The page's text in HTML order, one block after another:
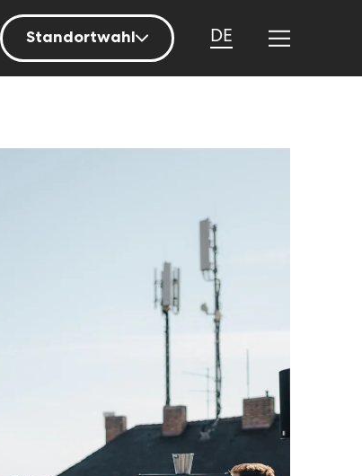
Standortwahl
Berlin
Mainz
DE